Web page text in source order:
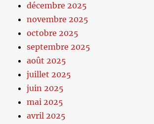
décembre 2025
novembre 2025
octobre 2025
septembre 2025
août 2025
juillet 2025
juin 2025
mai 2025
avril 2025